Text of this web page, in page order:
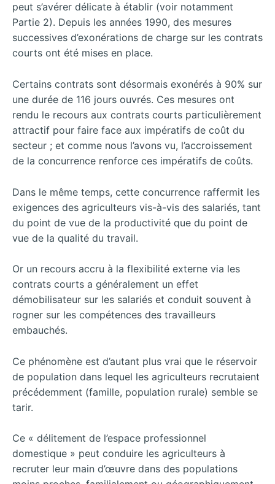
peut s’avérer délicate à établir (voir notamment
Partie 2). Depuis les années 1990, des mesures
successives d’exonérations de charge sur les contrats
courts ont été mises en place.
Certains contrats sont désormais exonérés à 90% sur
une durée de 116 jours ouvrés. Ces mesures ont
rendu le recours aux contrats courts particulièrement
attractif pour faire face aux impératifs de coût du
secteur ; et comme nous l’avons vu, l’accroissement
de la concurrence renforce ces impératifs de coûts.
Dans le même temps, cette concurrence raffermit les
exigences des agriculteurs vis-à-vis des salariés, tant
du point de vue de la productivité que du point de
vue de la qualité du travail.
Or un recours accru à la flexibilité externe via les
contrats courts a généralement un effet
démobilisateur sur les salariés et conduit souvent à
rogner sur les compétences des travailleurs
embauchés.
Ce phénomène est d’autant plus vrai que le réservoir
de population dans lequel les agriculteurs recrutaient
précédemment (famille, population rurale) semble se
tarir.
Ce « délitement de l’espace professionnel
domestique » peut conduire les agriculteurs à
recruter leur main d’œuvre dans des populations